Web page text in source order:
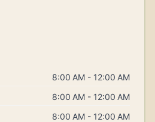
8:00 AM - 12:00 AM
8:00 AM - 12:00 AM
8:00 AM - 12:00 AM